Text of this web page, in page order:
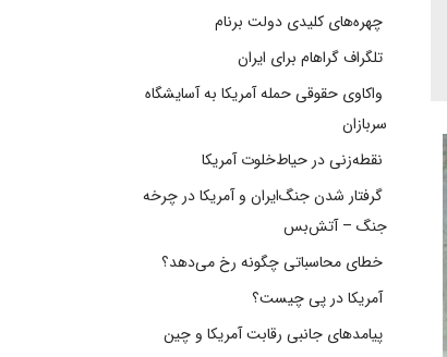
چهره‌های کلیدی دولت برنام
تلگراف گراهام برای ایران
واکاوی حقوقی حمله آمریکا به آسایشگاه
سربازان
نقطه‌زنی در حیاط‌خلوت آمریکا
گرفتار شدن جنگ‌ایران و آمریکا در چرخه
جنگ – آتش‌بس
خطای محاسباتی چگونه رخ می‌دهد؟
آمریکا در پی چیست؟
پیامدهای جانبی رقابت آمریکا و چین